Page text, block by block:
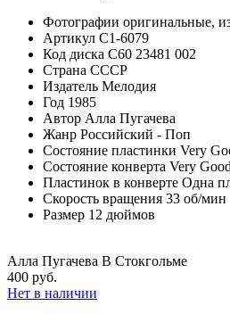
Фотографии оригинальные,
Артикул C1-6079
Код диска С60 23481 002
Страна СССР
Издатель Мелодия
Год 1985
Автор Алла Пугачева
Жанр Российский - Поп
Состояние пластинки Very
Состояние конверта Very
Пластинок в конверте Одна
Скорость вращения 33 об/мин
Размер 12 дюймов
Алла Пугачева В Стокгольме
400 руб.
Нет в наличии